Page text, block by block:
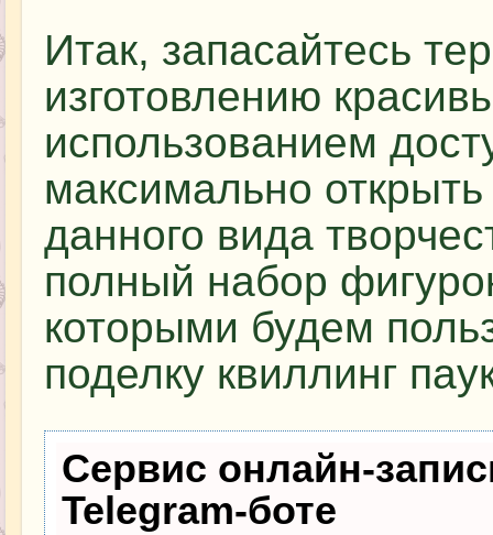
Итак, запасайтесь
изготовлению
использованием
максимально
данного вида
полный набор
которыми будем
поделку квиллинг
Сервис онлайн-
Telegram-боте